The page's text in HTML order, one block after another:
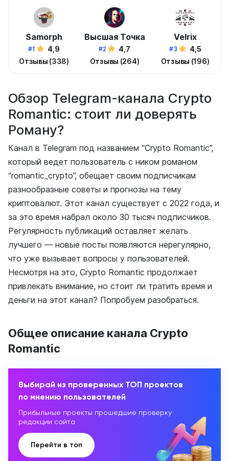
Samorph
#1
4,9
Отзывы (338)
Высшая Точка
#2
4,7
Отзывы (264)
Velrix
#3
4,5
Отзывы (196)
Обзор Telegram-канала Crypto
Romantic: стоит ли доверять
Роману?
Канал в Telegram под названием “Crypto Romantic”,
который ведет пользователь с ником романом
“romantic_crypto”, обещает своим подписчикам
разнообразные советы и прогнозы на тему
криптовалют. Этот канал существует с 2022 года, и
за это время набрал около 30 тысяч подписчиков.
Регулярность публикаций оставляет желать
лучшего — новые посты появляются нерегулярно,
что уже вызывает вопросы у пользователей.
Несмотря на это, Crypto Romantic продолжает
привлекать внимание, но стоит ли тратить время и
деньги на этот канал? Попробуем разобраться.
Общее описание канала Crypto
Romantic
Выбирай из проверенных ТОП проектов
по мнению пользователей
Прибыльные проекты прошедшие проверку
редакции сайта
Перейти в топ